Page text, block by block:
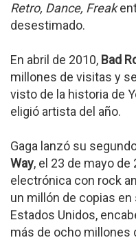
Retro, Dance, Freak
desestimado.
En abril de 2010, Bad
millones de visitas y
visto de la historia de
eligió artista del año.
Gaga lanzó su
Way, el 23 de mayo
electrónica con rock
un millón de copias
Estados Unidos,
más de ocho millones